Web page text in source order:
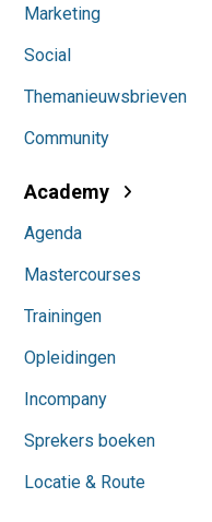
Marketing
Social
Themanieuwsbrieven
Community
Academy
Agenda
Mastercourses
Trainingen
Opleidingen
Incompany
Sprekers boeken
Locatie & Route